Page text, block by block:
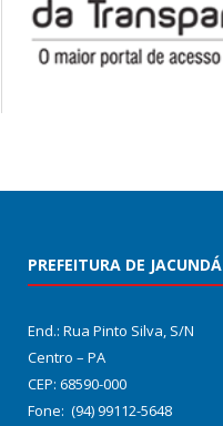
PREFEITURA DE JACUNDÁ
End.: Rua Pinto Silva, S/N
Centro – PA
CEP: 68590-000
Fone: (94) 99112-5648